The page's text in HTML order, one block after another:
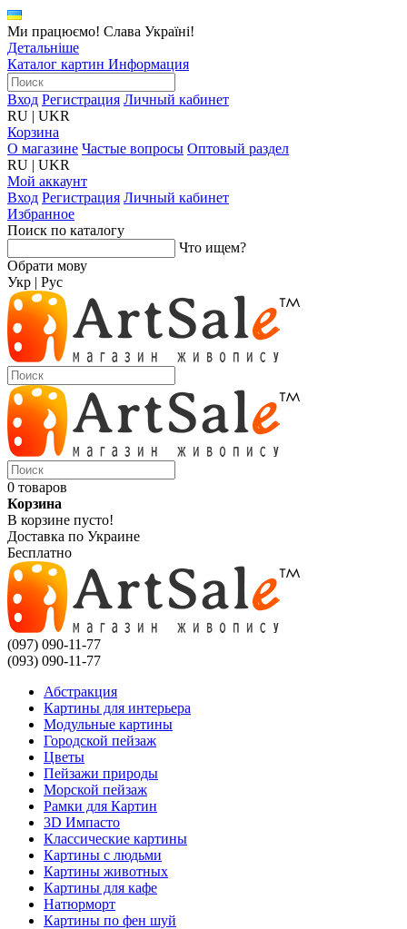
Ми працюємо! Слава Україні!
Детальніше
Каталог картин Информация
Вход Регистрация Личный кабинет
RU | UKR
Корзина
О магазине Частые вопросы Оптовый раздел
RU | UKR
Мой аккаунт
Вход Регистрация Личный кабинет
Избранное
Поиск по каталогу
Что ищем?
Обрати мову
Укр | Рус
0 товаров
Корзина
В корзине пусто!
Доставка по Украине
Бесплатно
(097) 090-11-77
(093) 090-11-77
Абстракция
Картины для интерьера
Модульные картины
Городской пейзаж
Цветы
Пейзажи природы
Морской пейзаж
Рамки для Картин
3D Импасто
Классические картины
Картины с людьми
Картины животных
Картины для кафе
Натюрморт
Картины по фен шуй